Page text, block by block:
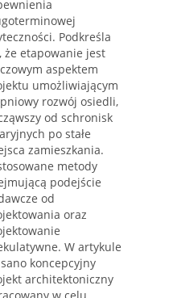
Podkreśla
że etapowanie jest
aspektem
umożliwiającym
rozwój osiedli,
od schronisk
po stałe
zamieszkania.
metody
podejście
od
oraz
W artykule
koncepcyjny
architektoniczny